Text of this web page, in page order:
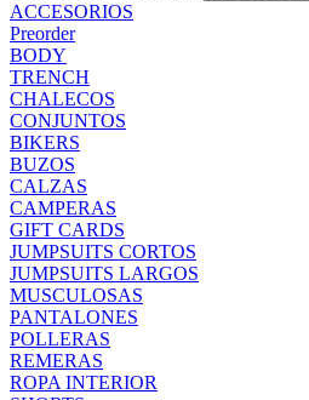
ACCESORIOS
Preorder
BODY
TRENCH
CHALECOS
CONJUNTOS
BIKERS
BUZOS
CALZAS
CAMPERAS
GIFT CARDS
JUMPSUITS CORTOS
JUMPSUITS LARGOS
MUSCULOSAS
PANTALONES
POLLERAS
REMERAS
ROPA INTERIOR